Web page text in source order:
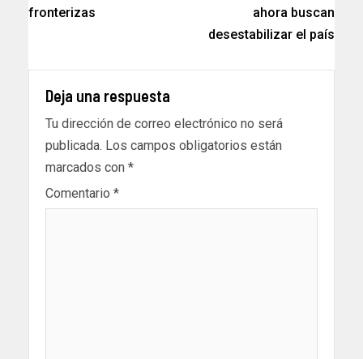
fronterizas
ahora buscan
desestabilizar el país
Deja una respuesta
Tu dirección de correo electrónico no será
publicada. Los campos obligatorios están
marcados con *
Comentario *